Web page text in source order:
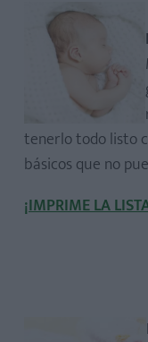
tenerlo todo listo
básicos que no
¡IMPRIME LA